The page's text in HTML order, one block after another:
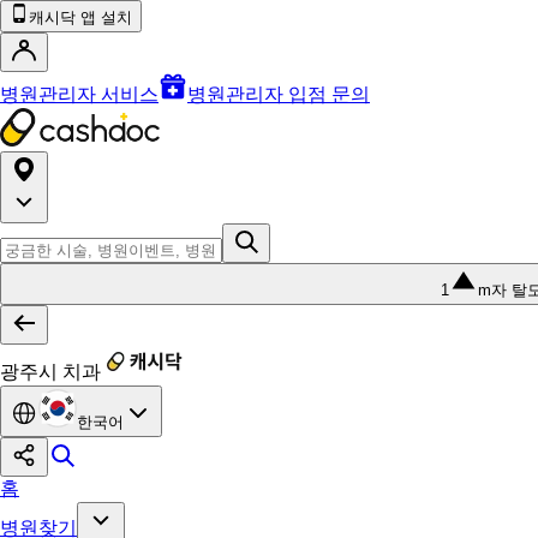
캐시닥 앱 설치
병원관리자 서비스 병원관리자 입점 문의
1 m자 탈
광주시 치과
한국어
홈
병원찾기